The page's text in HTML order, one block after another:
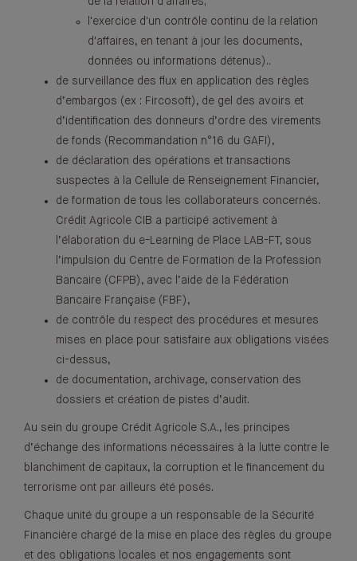
l'exercice d'un contrôle continu de la relation
d'affaires, en tenant à jour les documents,
données ou informations détenus)..
de surveillance des flux en application des règles
d’embargos (ex : Fircosoft), de gel des avoirs et
d’identification des donneurs d’ordre des virements
de fonds (Recommandation n°16 du GAFI),
de déclaration des opérations et transactions
suspectes à la Cellule de Renseignement Financier,
de formation de tous les collaborateurs concernés.
Crédit Agricole CIB a participé activement à
l’élaboration du e-Learning de Place LAB-FT, sous
l’impulsion du Centre de Formation de la Profession
Bancaire (CFPB), avec l’aide de la Fédération
Bancaire Française (FBF),
de contrôle du respect des procédures et mesures
mises en place pour satisfaire aux obligations visées
ci-dessus,
de documentation, archivage, conservation des
dossiers et création de pistes d’audit.
Au sein du groupe Crédit Agricole S.A., les principes
d’échange des informations nécessaires à la lutte contre le
blanchiment de capitaux, la corruption et le financement du
terrorisme ont par ailleurs été posés.
Chaque unité du groupe a un responsable de la Sécurité
Financière chargé de la mise en place des règles du groupe
et des obligations locales et nos engagements sont